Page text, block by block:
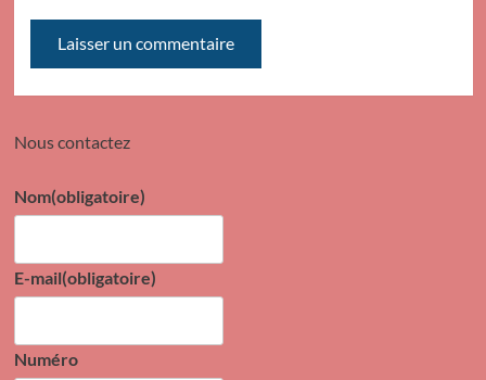
Nous contactez
Nom(obligatoire)
E-mail(obligatoire)
Numéro